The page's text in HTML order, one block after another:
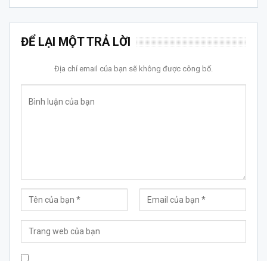
ĐỂ LẠI MỘT TRẢ LỜI
Địa chỉ email của bạn sẽ không được công bố.